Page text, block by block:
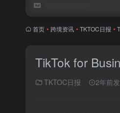
首页 • 跨境资讯 • TKTOC日报 •
TikTok for
TKTOC日报 2年前